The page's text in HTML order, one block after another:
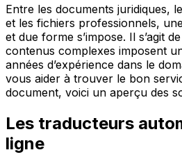
Entre les documents juridiques,
et les fichiers professionnels,
et due forme s’impose. Il s’agit
contenus complexes imposent
années d’expérience dans le
vous aider à trouver le bon
document, voici un aperçu des
Les traducteurs
ligne